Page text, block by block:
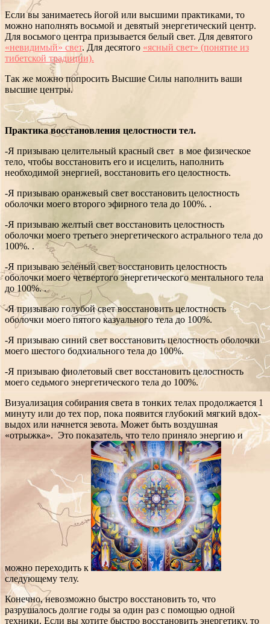
Если вы занимаетесь йогой или высшими практиками, то
можно наполнять восьмой и девятый энергетический центр.
Для восьмого центра призывается белый свет. Для девятого
«невидимый» свет. Для десятого «ясный свет» (понятие из
тибетской традиции).
Так же можно попросить Высшие Силы наполнить ваши
высшие центры.
Практика восстановления целостности тел.
-Я призываю целительный красный свет в мое физическое
тело, чтобы восстановить его и исцелить, наполнить
необходимой энергией, восстановить его целостность.
-Я призываю оранжевый свет восстановить целостность
оболочки моего второго эфирного тела до 100%. .
-Я призываю желтый свет восстановить целостность
оболочки моего третьего энергетического астрального тела до
100%. .
-Я призываю зеленый свет восстановить целостность
оболочки моего четвертого энергетического ментального тела
до 100%. .
-Я призываю голубой свет восстановить целостность
оболочки моего пятого казуального тела до 100%.
-Я призываю синий свет восстановить целостность оболочки
моего шестого бодхиального тела до 100%.
-Я призываю фиолетовый свет восстановить целостность
моего седьмого энергетического тела до 100%.
Визуализация собирания света в тонких телах продолжается 1
минуту или до тех пор, пока появится глубокий мягкий вдох-
выдох или начнется зевота. Может быть воздушная
«отрыжка». Это показатель, что тело приняло энергию и
можно переходить к
следующему телу.
Конечно, невозможно быстро восстановить то, что
разрушалось долгие годы за один раз с помощью одной
техники. Если вы хотите быстро восстановить энергетику, то